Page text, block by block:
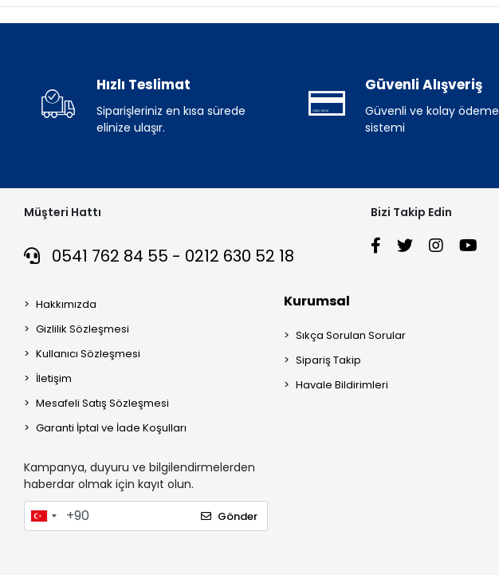
Hızlı Teslimat
Siparişleriniz en kısa sürede
elinize ulaşır.
Güvenli Alışveriş
Güvenli ve kolay ödeme
sistemi
Müşteri Hattı
0541 762 84 55 - 0212 630 52 18
Bizi Takip Edin
Hakkımızda
Gizlilik Sözleşmesi
Kullanıcı Sözleşmesi
İletişim
Mesafeli Satış Sözleşmesi
Garanti İptal ve İade Koşulları
Kampanya, duyuru ve bilgilendirmelerden
haberdar olmak için kayıt olun.
Gönder
Kurumsal
Sıkça Sorulan Sorular
Sipariş Takip
Havale Bildirimleri